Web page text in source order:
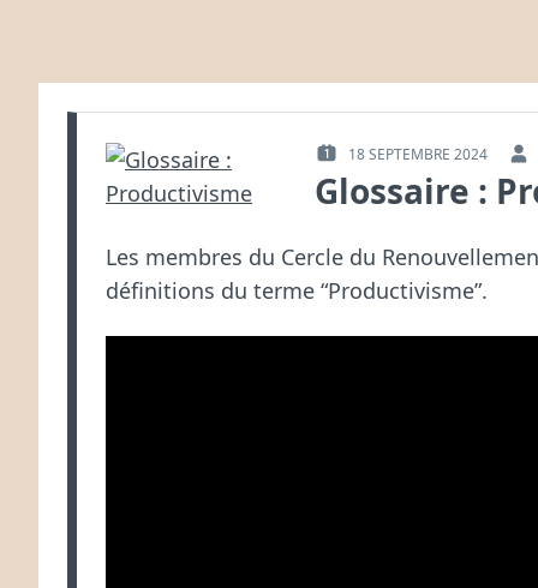
PUBLIÉ
LE :
18 SEPTEMBRE 2024 PAR :
Glossaire :
Les membres du Cercle du
définitions du terme “Productivisme”.